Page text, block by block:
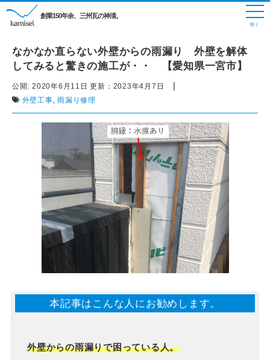
創業150年余、三州瓦の神清。
なかなか直らない外壁からの雨漏り 外壁を解体
してみると驚きの施工が・・ 【愛知県一宮市】
公開: 2020年6月11日 更新： 2023年4月7日 |
外壁工事, 雨漏り修理
本記事はこんな人にお勧めします。
外壁からの雨漏りで困っている人。